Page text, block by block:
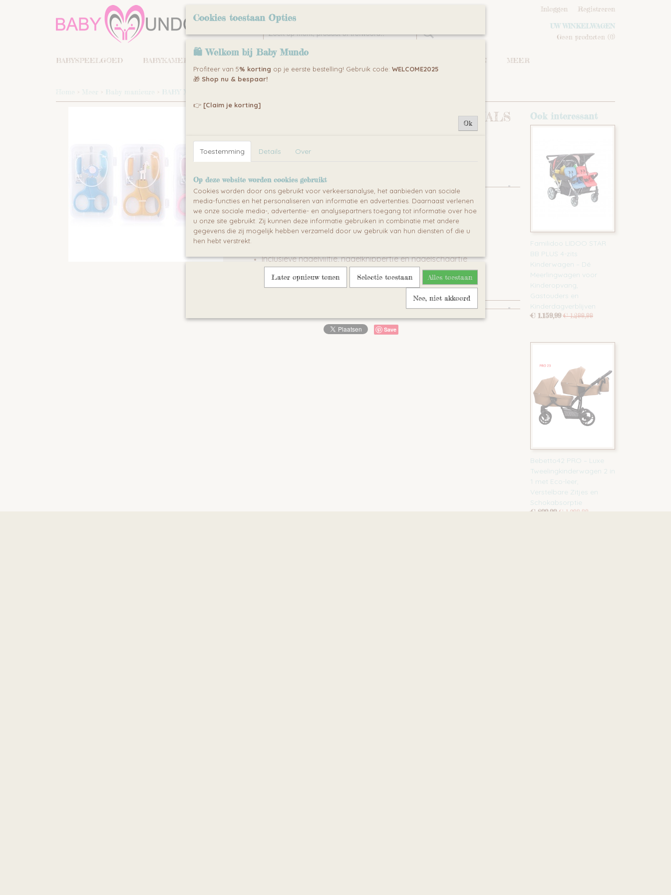
Inloggen Registreren
UW WINKELWAGEN
Geen producten (0)
BABYSPEELGOED BABYKAMERS KINDERWAGENS KINDERSTOEL / WIPSTOELEN MEER
Home > Meer > Baby manicure > BABY MANICURESET LORELLI ANIMALS
BABY MANICURESET LORELLI ANIMALS
€ 3,49
Op voorraad
Specificaties
EAN code 3800151962274
Omschrijving
Lorelli Baby Manicureset Met doos
Eigenschappen:
Inclusieve nagelvijltje, nagelknippertje en nagelschaartje
Wordt geleverd met doosje om het setje in te bewaren
Save
Ook interessant
Familidoo LIDOO STAR
BB PLUS 4-zits
Kinderwagen – Dé
Meerlingwagen voor
Kinderopvang,
Gastouders en
Kinderdagverblijven
€ 1.159,99 € 1.299,99
Bebetto42 PRO – Luxe
Tweelingkinderwagen 2 in
1 met Eco-leer,
Verstelbare Zitjes en
Schokabsorptie
€ 899,99 € 1.099,99
Cookies toestaan Opties
🛍 Welkom bij Baby Mundo
Profiteer van 5% korting op je eerste bestelling! Gebruik code: WELCOME2025
🎁 Shop nu & bespaar!
👉 [Claim je korting]
Ok
Toestemming Details Over
Op deze website worden cookies gebruikt
Cookies worden door ons gebruikt voor verkeersanalyse, het aanbieden van sociale
media-functies en het personaliseren van informatie en advertenties. Daarnaast verlenen
we onze sociale media-, advertentie- en analysepartners toegang tot informatie over hoe
u onze site gebruikt. Zij kunnen deze informatie gebruiken in combinatie met andere
gegevens die zij mogelijk hebben verzameld door uw gebruik van hun diensten of die u
hen hebt verstrekt.
Later opnieuw tonen Selectie toestaan Alles toestaan
Nee, niet akkoord